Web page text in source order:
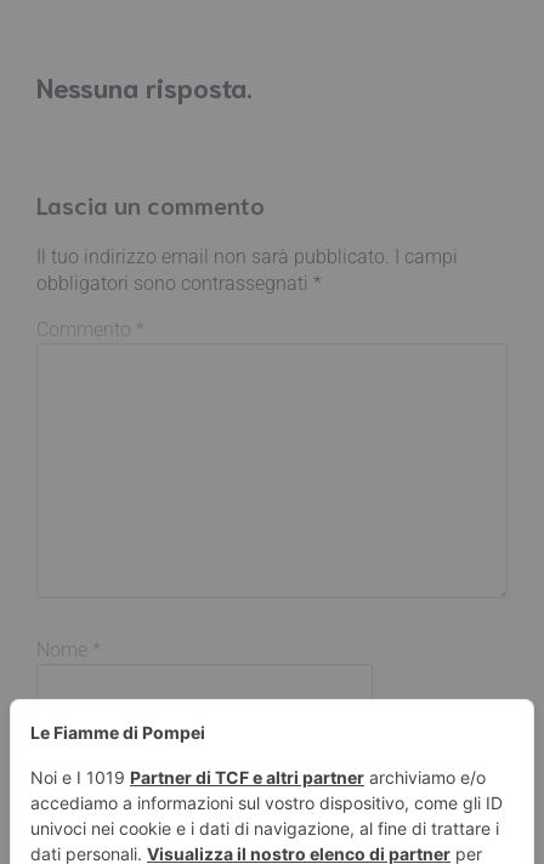
Nessuna risposta.
Lascia un commento
Il tuo indirizzo email non sarà pubblicato.
I campi
obbligatori sono contrassegnati *
Commento *
Nome *
Sito web